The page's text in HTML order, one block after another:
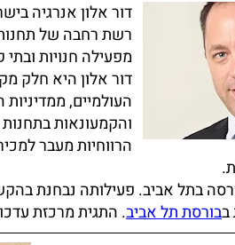
דור אלון אנרגיה
רשת רחבה של תחנות
מפעילה חנויות
דור אלון היא חלק
העולמיים,
והקמעונאות
הרווחיות מעבר
בתל אביב. פעילותה נבחנת
בבורסת תל אביב. התגית מרכזת